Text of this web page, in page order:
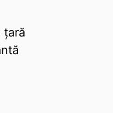
țară